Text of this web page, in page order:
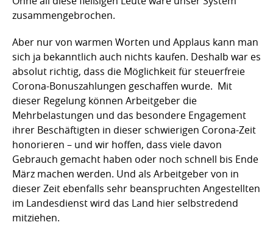
zusammengebrochen.
Aber nur von warmen Worten und Applaus kann man
sich ja bekanntlich auch nichts kaufen. Deshalb war es
absolut richtig, dass die Möglichkeit für steuerfreie
Corona-Bonuszahlungen geschaffen wurde. Mit
dieser Regelung können Arbeitgeber die
Mehrbelastungen und das besondere Engagement
ihrer Beschäftigten in dieser schwierigen Corona-Zeit
honorieren – und wir hoffen, dass viele davon
Gebrauch gemacht haben oder noch schnell bis Ende
März machen werden. Und als Arbeitgeber von in
dieser Zeit ebenfalls sehr beanspruchten Angestellten
im Landesdienst wird das Land hier selbstredend
mitziehen.